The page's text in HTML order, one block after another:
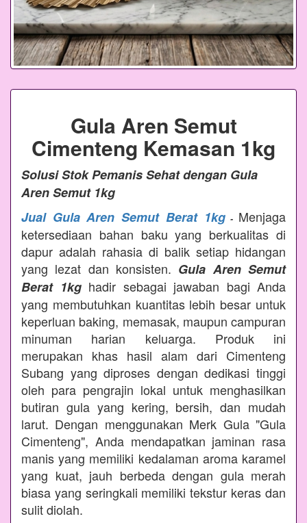
Gula Aren Semut
Cimenteng Kemasan 1kg
Solusi Stok Pemanis Sehat dengan Gula
Aren Semut 1kg
Jual Gula Aren Semut Berat 1kg- Menjaga
ketersediaan bahan baku yang berkualitas di
dapur adalah rahasia di balik setiap hidangan
yang lezat dan konsisten. Gula Aren Semut
Berat 1kghadir sebagai jawaban bagi Anda
yang membutuhkan kuantitas lebih besar untuk
keperluan baking, memasak, maupun campuran
minuman harian keluarga. Produk ini
merupakan khas hasil alam dari Cimenteng
Subang yang diproses dengan dedikasi tinggi
oleh para pengrajin lokal untuk menghasilkan
butiran gula yang kering, bersih, dan mudah
larut. Dengan menggunakan Merk Gula "Gula
Cimenteng", Anda mendapatkan jaminan rasa
manis yang memiliki kedalaman aroma karamel
yang kuat, jauh berbeda dengan gula merah
biasa yang seringkali memiliki tekstur keras dan
sulit diolah.